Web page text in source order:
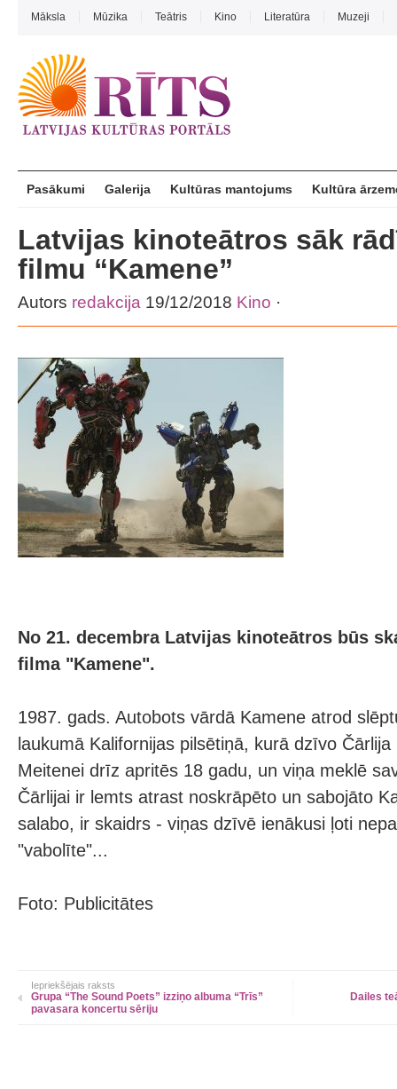
Māksla Mūzika Teātris Kino Literatūra Muzeji
Pasākumi Galerija Kultūras mantojums Kultūra
Latvijas kinoteātros sāk
filmu “Kamene”
Autors redakcija 19/12/2018 Kino ·
No 21. decembra Latvijas kinoteātros būs
filma "Kamene".
1987. gads. Autobots vārdā Kamene atrod
laukumā Kalifornijas pilsētiņā, kurā dzīvo
Meitenei drīz apritēs 18 gadu, un viņa meklē
Čārlijai ir lemts atrast noskrāpēto un sabojāto
salabo, ir skaidrs - viņas dzīvē ienākusi ļoti
"vabolīte"...
Foto: Publicitātes
Iepriekšējais raksts
Grupa “The Sound Poets” izziņo albuma “Trīs”
pavasara koncertu sēriju
Dailes